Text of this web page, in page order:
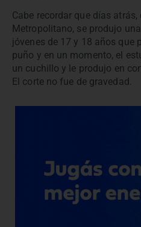
Cabe recordar que días
Metropolitano, se produjo
jóvenes de 17 y 18 años que
puño y en un momento, el
un cuchillo y le produjo en
El corte no fue de gravedad.